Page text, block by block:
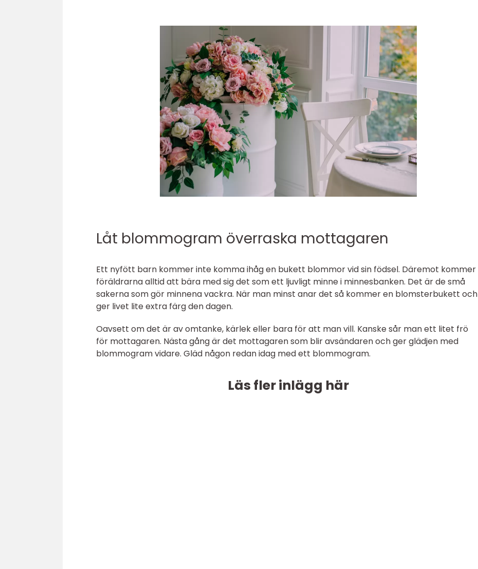
Låt blommogram överraska mottagaren
Ett nyfött barn kommer inte komma ihåg en bukett blommor vid sin födsel. Däremot kommer
föräldrarna alltid att bära med sig det som ett ljuvligt minne i minnesbanken. Det är de små
sakerna som gör minnena vackra. När man minst anar det så kommer en blomsterbukett och
ger livet lite extra färg den dagen.
Oavsett om det är av omtanke, kärlek eller bara för att man vill. Kanske sår man ett litet frö
för mottagaren. Nästa gång är det mottagaren som blir avsändaren och ger glädjen med
blommogram vidare. Gläd någon redan idag med ett blommogram.
Läs fler inlägg här